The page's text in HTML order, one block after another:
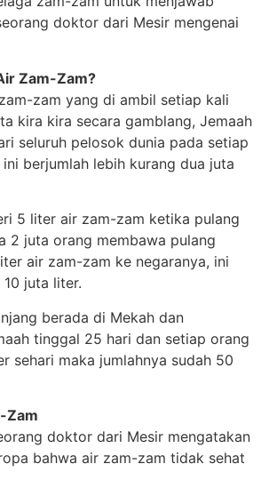
doktor dari Mesir mengenai
Zam-Zam?
zam yang di ambil setiap kali
kira kira secara gamblang, Jemaah
seluruh pelosok dunia pada setiap
berjumlah lebih kurang dua juta
5 liter air zam-zam ketika pulang
2 juta orang membawa pulang
air zam-zam ke negaranya, ini
juta liter.
berada di Mekah dan
tinggal 25 hari dan setiap orang
sehari maka jumlahnya sudah 50
Zam
doktor dari Mesir mengatakan
bahwa air zam-zam tidak sehat